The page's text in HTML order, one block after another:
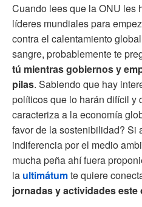
Cuando lees que la ONU les
líderes mundiales para
contra el calentamiento
sangre, probablemente te
tú mientras gobiernos y
pilas. Sabiendo que hay
políticos que lo harán difícil y
caracteriza a la economía
favor de la sostenibilidad? Si
indiferencia por el medio
mucha peña ahí fuera
la ultimátumte quiere
jornadas y actividades